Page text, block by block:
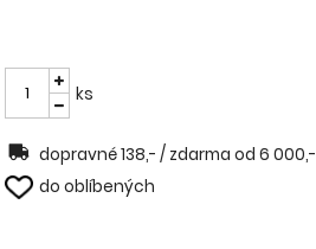
ks
dopravné 138,- / zdarma od 6 000,-
do oblíbených